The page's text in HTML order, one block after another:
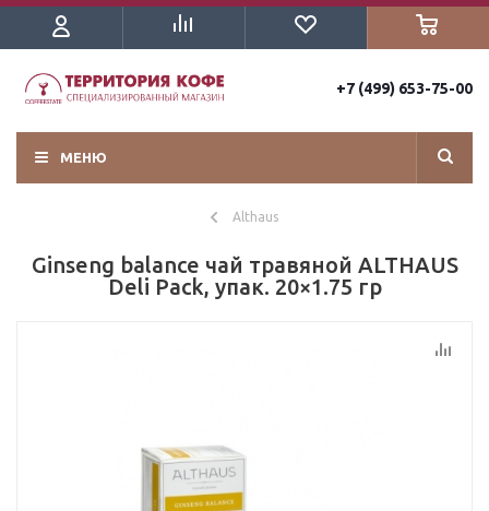
+7 (499) 653-75-00
МЕНЮ
Althaus
Ginseng balance чай травяной ALTHAUS
Deli Рack, упак. 20×1.75 гр